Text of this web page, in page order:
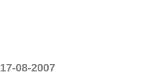
17-08-2007